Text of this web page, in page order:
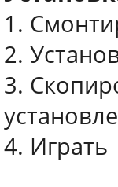
1.
2.
3.
4. Играть